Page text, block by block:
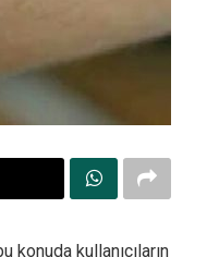
kullanıcıların